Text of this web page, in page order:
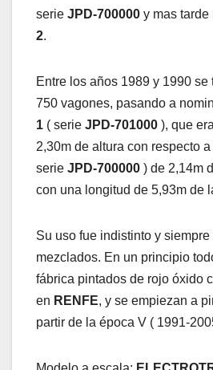
serie JPD-700000 y mas tarde
2.
Entre los años 1989 y 1990 se
750 vagones, pasando a
1 ( serie JPD-701000 ), que
2,30m de altura con respecto a
serie JPD-700000 ) de 2,14m
con una longitud de 5,93m de
Su uso fue indistinto y
mezclados. En un principio
fábrica pintados de rojo óxido
en RENFE, y se empiezan a
partir de la época V ( 1991-